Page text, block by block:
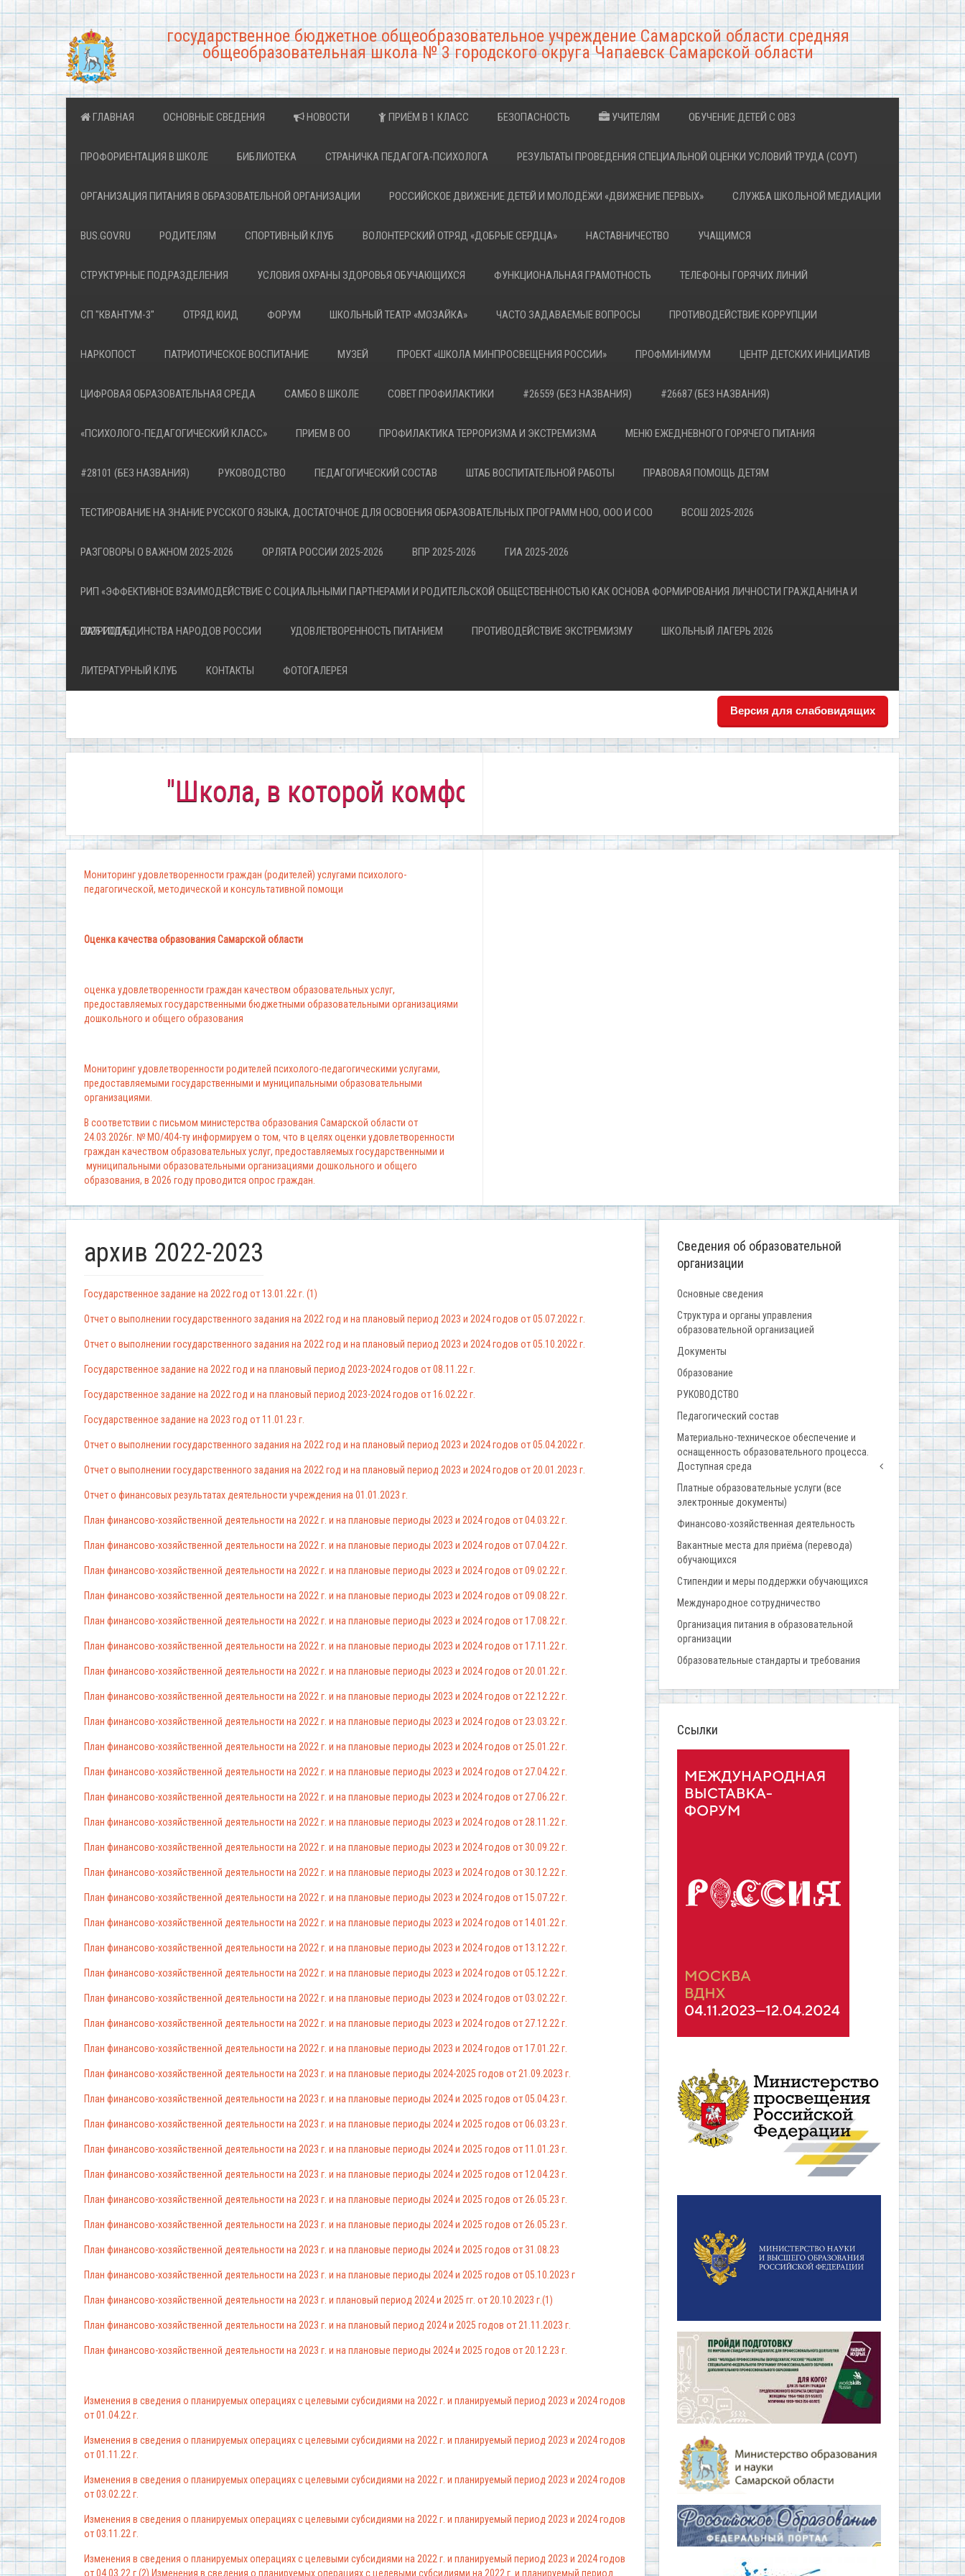
государственное бюджетное общеобразовательное учреждение Самарской области средняя
общеобразовательная школа № 3 городского округа Чапаевск Самарской области
ГЛАВНАЯ ОСНОВНЫЕ СВЕДЕНИЯ НОВОСТИ ПРИЁМ В 1 КЛАСС БЕЗОПАСНОСТЬ УЧИТЕЛЯМ ОБУЧЕНИЕ ДЕТЕЙ С ОВЗ
ПРОФОРИЕНТАЦИЯ В ШКОЛЕ БИБЛИОТЕКА СТРАНИЧКА ПЕДАГОГА-ПСИХОЛОГА РЕЗУЛЬТАТЫ ПРОВЕДЕНИЯ СПЕЦИАЛЬНОЙ ОЦЕНКИ УСЛОВИЙ ТРУДА (СОУТ)
ОРГАНИЗАЦИЯ ПИТАНИЯ В ОБРАЗОВАТЕЛЬНОЙ ОРГАНИЗАЦИИ РОССИЙСКОЕ ДВИЖЕНИЕ ДЕТЕЙ И МОЛОДЁЖИ «ДВИЖЕНИЕ ПЕРВЫХ» СЛУЖБА ШКОЛЬНОЙ МЕДИАЦИИ
BUS.GOV.RU РОДИТЕЛЯМ СПОРТИВНЫЙ КЛУБ ВОЛОНТЕРСКИЙ ОТРЯД «ДОБРЫЕ СЕРДЦА» НАСТАВНИЧЕСТВО УЧАЩИМСЯ
СТРУКТУРНЫЕ ПОДРАЗДЕЛЕНИЯ УСЛОВИЯ ОХРАНЫ ЗДОРОВЬЯ ОБУЧАЮЩИХСЯ ФУНКЦИОНАЛЬНАЯ ГРАМОТНОСТЬ ТЕЛЕФОНЫ ГОРЯЧИХ ЛИНИЙ
СП "КВАНТУМ-3" ОТРЯД ЮИД ФОРУМ ШКОЛЬНЫЙ ТЕАТР «МОЗАЙКА» ЧАСТО ЗАДАВАЕМЫЕ ВОПРОСЫ ПРОТИВОДЕЙСТВИЕ КОРРУПЦИИ
НАРКОПОСТ ПАТРИОТИЧЕСКОЕ ВОСПИТАНИЕ МУЗЕЙ ПРОЕКТ «ШКОЛА МИНПРОСВЕЩЕНИЯ РОССИИ» ПРОФМИНИМУМ ЦЕНТР ДЕТСКИХ ИНИЦИАТИВ
ЦИФРОВАЯ ОБРАЗОВАТЕЛЬНАЯ СРЕДА САМБО В ШКОЛЕ СОВЕТ ПРОФИЛАКТИКИ #26559 (БЕЗ НАЗВАНИЯ) #26687 (БЕЗ НАЗВАНИЯ)
«ПСИХОЛОГО-ПЕДАГОГИЧЕСКИЙ КЛАСС» ПРИЕМ В ОО ПРОФИЛАКТИКА ТЕРРОРИЗМА И ЭКСТРЕМИЗМА МЕНЮ ЕЖЕДНЕВНОГО ГОРЯЧЕГО ПИТАНИЯ
#28101 (БЕЗ НАЗВАНИЯ) РУКОВОДСТВО ПЕДАГОГИЧЕСКИЙ СОСТАВ ШТАБ ВОСПИТАТЕЛЬНОЙ РАБОТЫ ПРАВОВАЯ ПОМОЩЬ ДЕТЯМ
ТЕСТИРОВАНИЕ НА ЗНАНИЕ РУССКОГО ЯЗЫКА, ДОСТАТОЧНОЕ ДЛЯ ОСВОЕНИЯ ОБРАЗОВАТЕЛЬНЫХ ПРОГРАММ НОО, ООО И СОО ВСОШ 2025-2026
РАЗГОВОРЫ О ВАЖНОМ 2025-2026 ОРЛЯТА РОССИИ 2025-2026 ВПР 2025-2026 ГИА 2025-2026
РИП «ЭФФЕКТИВНОЕ ВЗАИМОДЕЙСТВИЕ С СОЦИАЛЬНЫМИ ПАРТНЕРАМИ И РОДИТЕЛЬСКОЙ ОБЩЕСТВЕННОСТЬЮ КАК ОСНОВА ФОРМИРОВАНИЯ ЛИЧНОСТИ ГРАЖДАНИНА И
ПАТРИОТА»
2026 ГОД ЕДИНСТВА НАРОДОВ РОССИИ УДОВЛЕТВОРЕННОСТЬ ПИТАНИЕМ ПРОТИВОДЕЙСТВИЕ ЭКСТРЕМИЗМУ ШКОЛЬНЫЙ ЛАГЕРЬ 2026
ЛИТЕРАТУРНЫЙ КЛУБ КОНТАКТЫ ФОТОГАЛЕРЕЯ
Версия для слабовидящих
"Школа, в которой комфортно всем!"
Мониторинг удовлетворенности граждан (родителей) услугами психолого-
педагогической, методической и консультативной помощи
Оценка качества образования Самарской области
оценка удовлетворенности граждан качеством образовательных услуг,
предоставляемых государственными бюджетными образовательными организациями
дошкольного и общего образования
Мониторинг удовлетворенности родителей психолого-педагогическими услугами,
предоставляемыми государственными и муниципальными образовательными
организациями.
В соответствии с письмом министерства образования Самарской области от
24.03.2026г. № МО/404-ту информируем о том, что в целях оценки удовлетворенности
граждан качеством образовательных услуг, предоставляемых государственными и
муниципальными образовательными организациями дошкольного и общего
образования, в 2026 году проводится опрос граждан.
архив 2022-2023
Государственное задание на 2022 год от 13.01.22 г. (1)
Отчет о выполнении государственного задания на 2022 год и на плановый период 2023 и 2024 годов от 05.07.2022 г.
Отчет о выполнении государственного задания на 2022 год и на плановый период 2023 и 2024 годов от 05.10.2022 г.
Государственное задание на 2022 год и на плановый период 2023-2024 годов от 08.11.22 г.
Государственное задание на 2022 год и на плановый период 2023-2024 годов от 16.02.22 г.
Государственное задание на 2023 год от 11.01.23 г.
Отчет о выполнении государственного задания на 2022 год и на плановый период 2023 и 2024 годов от 05.04.2022 г.
Отчет о выполнении государственного задания на 2022 год и на плановый период 2023 и 2024 годов от 20.01.2023 г.
Отчет о финансовых результатах деятельности учреждения на 01.01.2023 г.
План финансово-хозяйственной деятельности на 2022 г. и на плановые периоды 2023 и 2024 годов от 04.03.22 г.
План финансово-хозяйственной деятельности на 2022 г. и на плановые периоды 2023 и 2024 годов от 07.04.22 г.
План финансово-хозяйственной деятельности на 2022 г. и на плановые периоды 2023 и 2024 годов от 09.02.22 г.
План финансово-хозяйственной деятельности на 2022 г. и на плановые периоды 2023 и 2024 годов от 09.08.22 г.
План финансово-хозяйственной деятельности на 2022 г. и на плановые периоды 2023 и 2024 годов от 17.08.22 г.
План финансово-хозяйственной деятельности на 2022 г. и на плановые периоды 2023 и 2024 годов от 17.11.22 г.
План финансово-хозяйственной деятельности на 2022 г. и на плановые периоды 2023 и 2024 годов от 20.01.22 г.
План финансово-хозяйственной деятельности на 2022 г. и на плановые периоды 2023 и 2024 годов от 22.12.22 г.
План финансово-хозяйственной деятельности на 2022 г. и на плановые периоды 2023 и 2024 годов от 23.03.22 г.
План финансово-хозяйственной деятельности на 2022 г. и на плановые периоды 2023 и 2024 годов от 25.01.22 г.
План финансово-хозяйственной деятельности на 2022 г. и на плановые периоды 2023 и 2024 годов от 27.04.22 г.
План финансово-хозяйственной деятельности на 2022 г. и на плановые периоды 2023 и 2024 годов от 27.06.22 г.
План финансово-хозяйственной деятельности на 2022 г. и на плановые периоды 2023 и 2024 годов от 28.11.22 г.
План финансово-хозяйственной деятельности на 2022 г. и на плановые периоды 2023 и 2024 годов от 30.09.22 г.
План финансово-хозяйственной деятельности на 2022 г. и на плановые периоды 2023 и 2024 годов от 30.12.22 г.
План финансово-хозяйственной деятельности на 2022 г. и на плановые периоды 2023 и 2024 годов от 15.07.22 г.
План финансово-хозяйственной деятельности на 2022 г. и на плановые периоды 2023 и 2024 годов от 14.01.22 г.
План финансово-хозяйственной деятельности на 2022 г. и на плановые периоды 2023 и 2024 годов от 13.12.22 г.
План финансово-хозяйственной деятельности на 2022 г. и на плановые периоды 2023 и 2024 годов от 05.12.22 г.
План финансово-хозяйственной деятельности на 2022 г. и на плановые периоды 2023 и 2024 годов от 03.02.22 г.
План финансово-хозяйственной деятельности на 2022 г. и на плановые периоды 2023 и 2024 годов от 27.12.22 г.
План финансово-хозяйственной деятельности на 2022 г. и на плановые периоды 2023 и 2024 годов от 17.01.22 г.
План финансово-хозяйственной деятельности на 2023 г. и на плановые периоды 2024-2025 годов от 21.09.2023 г.
План финансово-хозяйственной деятельности на 2023 г. и на плановые периоды 2024 и 2025 годов от 05.04.23 г.
План финансово-хозяйственной деятельности на 2023 г. и на плановые периоды 2024 и 2025 годов от 06.03.23 г.
План финансово-хозяйственной деятельности на 2023 г. и на плановые периоды 2024 и 2025 годов от 11.01.23 г.
План финансово-хозяйственной деятельности на 2023 г. и на плановые периоды 2024 и 2025 годов от 12.04.23 г.
План финансово-хозяйственной деятельности на 2023 г. и на плановые периоды 2024 и 2025 годов от 26.05.23 г.
План финансово-хозяйственной деятельности на 2023 г. и на плановые периоды 2024 и 2025 годов от 26.05.23 г.
План финансово-хозяйственной деятельности на 2023 г. и на плановые периоды 2024 и 2025 годов от 31.08.23
План финансово-хозяйственной деятельности на 2023 г. и на плановые периоды 2024 и 2025 годов от 05.10.2023 г
План финансово-хозяйственной деятельности на 2023 г. и плановый период 2024 и 2025 гг. от 20.10.2023 г.(1)
План финансово-хозяйственной деятельности на 2023 г. и на плановый период 2024 и 2025 годов от 21.11.2023 г.
План финансово-хозяйственной деятельности на 2023 г. и на плановые периоды 2024 и 2025 годов от 20.12.23 г.
Изменения в сведения о планируемых операциях с целевыми субсидиями на 2022 г. и планируемый период 2023 и 2024 годов
от 01.04.22 г.
Изменения в сведения о планируемых операциях с целевыми субсидиями на 2022 г. и планируемый период 2023 и 2024 годов
от 01.11.22 г.
Изменения в сведения о планируемых операциях с целевыми субсидиями на 2022 г. и планируемый период 2023 и 2024 годов
от 03.02.22 г.
Изменения в сведения о планируемых операциях с целевыми субсидиями на 2022 г. и планируемый период 2023 и 2024 годов
от 03.11.22 г.
Изменения в сведения о планируемых операциях с целевыми субсидиями на 2022 г. и планируемый период 2023 и 2024 годов
от 04.03.22 г.(2) Изменения в сведения о планируемых операциях с целевыми субсидиями на 2022 г. и планируемый период
Сведения об образовательной
организации
Основные сведения
Структура и органы управления
образовательной организацией
Документы
Образование
РУКОВОДСТВО
Педагогический состав
Материально-техническое обеспечение и
оснащенность образовательного процесса.
Доступная среда
Платные образовательные услуги (все
электронные документы)
Финансово-хозяйственная деятельность
Вакантные места для приёма (перевода)
обучающихся
Стипендии и меры поддержки обучающихся
Международное сотрудничество
Организация питания в образовательной
организации
Образовательные стандарты и требования
Ссылки